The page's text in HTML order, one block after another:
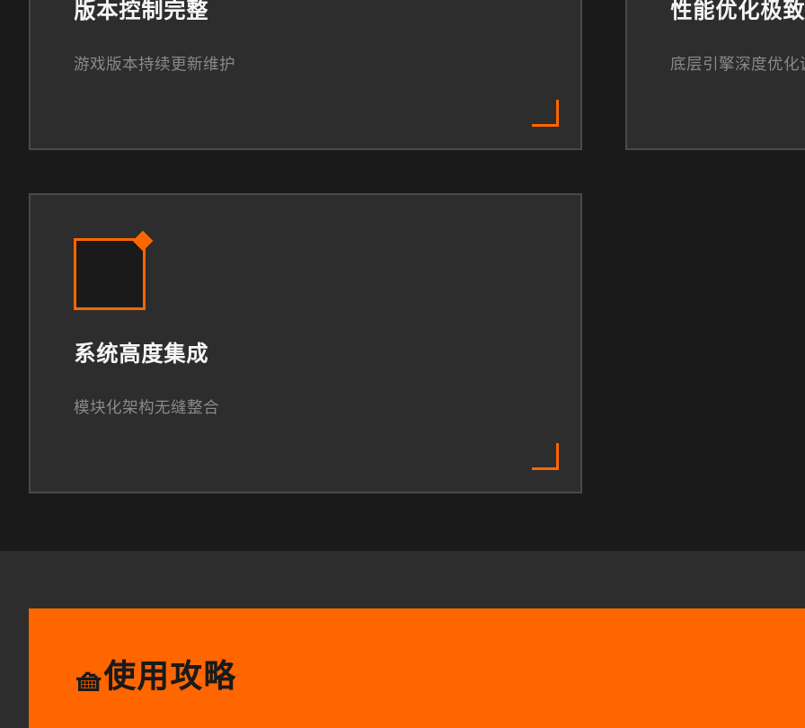
版本控制完整
游戏版本持续更新维护
性能优化极致
底层引擎深度优化
系统高度集成
模块化架构无缝整合
🧺使用攻略